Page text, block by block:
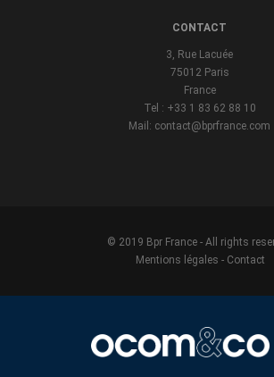
CONTACT
3, Rue Lacuée
75012 Paris
France
Tel : +33 1 83 62 88 10
Mail: contact@bprfrance.com
© 2019 Bpr France - All rights
Mentions légales - Contact